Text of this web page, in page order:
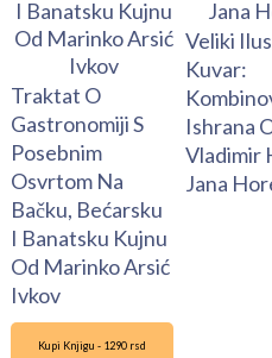
Traktat O
Gastronomiji S
Posebnim
Osvrtom Na
Bačku, Bećarsku
I Banatsku Kujnu
Od Marinko Arsić
Ivkov
Veliki
Kuvar:
Ishrana
Vladimir
Jana
Kupi Knjigu - 1290 rsd